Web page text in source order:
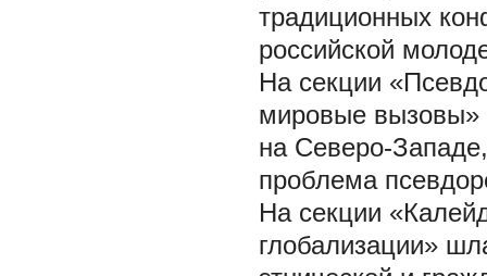
традиционных
российской
На секции
мировые вызовы»
на Северо-
проблема
На секции
глобализации»